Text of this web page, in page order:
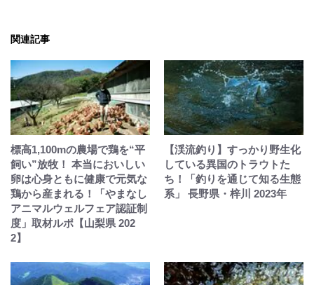
関連記事
標高1,100mの農場で鶏を“平
飼い”放牧！ 本当においしい
卵は心身ともに健康で元気な
鶏から産まれる！「やまなし
アニマルウェルフェア認証制
度」取材ルポ【山梨県 202
2】
【渓流釣り】すっかり野生化
している異国のトラウトた
ち！「釣りを通じて知る生態
系」 長野県・梓川 2023年